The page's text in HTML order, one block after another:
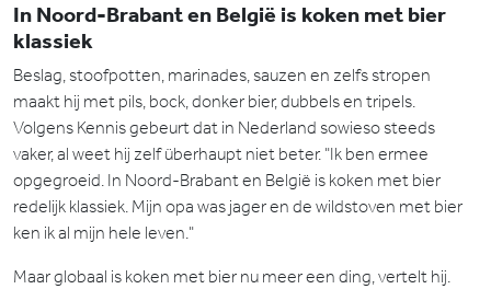
In Noord-Brabant en België is koken met bier
klassiek
Beslag, stoofpotten, marinades, sauzen en zelfs stropen
maakt hij met pils, bock, donker bier, dubbels en tripels.
Volgens Kennis gebeurt dat in Nederland sowieso steeds
vaker, al weet hij zelf überhaupt niet beter. "Ik ben ermee
opgegroeid. In Noord-Brabant en België is koken met bier
redelijk klassiek. Mijn opa was jager en de wildstoven met bier
ken ik al mijn hele leven."
Maar globaal is koken met bier nu meer een ding, vertelt hij.